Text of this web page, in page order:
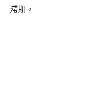
滯期。